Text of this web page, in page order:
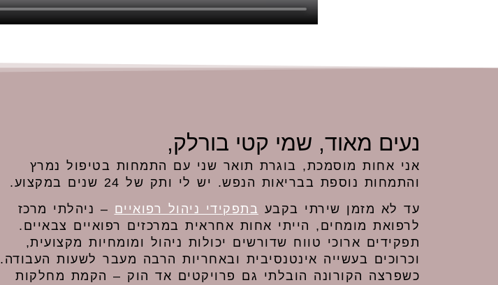
נעים מאוד, שמי קטי בורלק,
אני אחות מוסמכת, בוגרת תואר שני עם התמחות בטיפול נמרץ
והתמחות נוספת בבריאות הנפש. יש לי ותק של 24 שנים במקצוע.
עד לא מזמן שירתי בקבע בתפקידי ניהול רפואיים – ניהלתי מרכז
לרפואת מומחים, הייתי אחות אחראית במרכזים רפואיים צבאיים.
תפקידים ארוכי טווח שדורשים יכולות ניהול ומומחיות מקצועית,
וכרוכים בעשייה אינטנסיבית ובאחריות הרבה מעבר לשעות העבודה.
כשפרצה הקורונה הובלתי גם פרויקטים אד הוק – הקמת מחלקות